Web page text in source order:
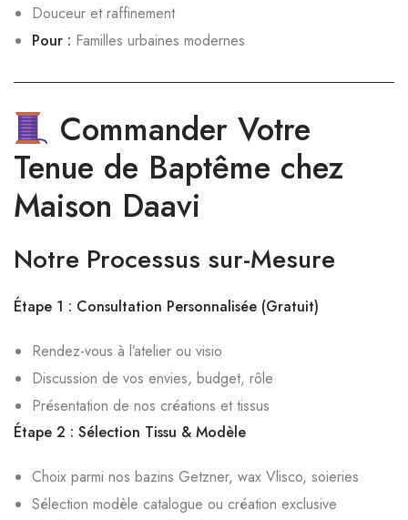
Douceur et raffinement
Pour : Familles urbaines modernes
Commander Votre
Tenue de Baptême chez
Maison Daavi
Notre Processus sur-Mesure
Étape 1 : Consultation Personnalisée (Gratuit)
Rendez-vous à l’atelier ou visio
Discussion de vos envies, budget, rôle
Présentation de nos créations et tissus
Étape 2 : Sélection Tissu & Modèle
Choix parmi nos bazins Getzner, wax Vlisco, soieries
Sélection modèle catalogue ou création exclusive